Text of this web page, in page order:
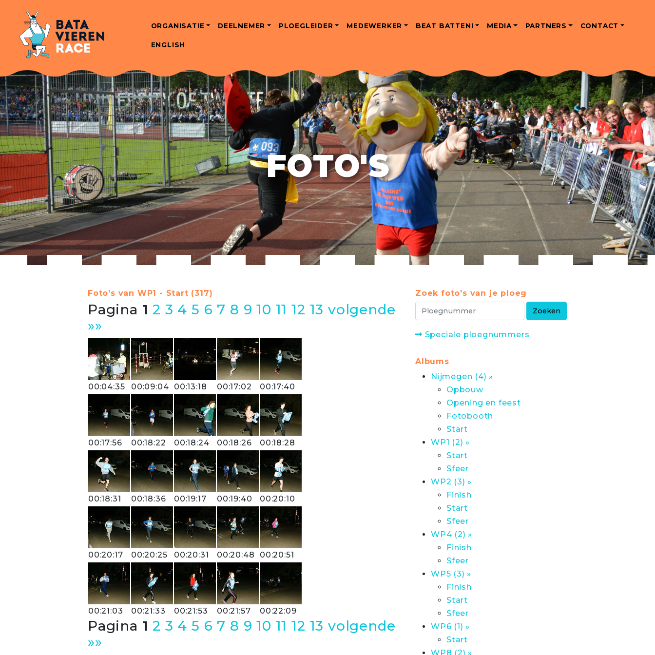
ORGANISATIE DEELNEMER PLOEGLEIDER MEDEWERKER BEAT BATTEN! MEDIA PARTNERS CONTACT
ENGLISH
FOTO'S
Foto's van WP1 - Start (317)
Pagina 1 2 3 4 5 6 7 8 9 10 11 12 13 volgende
»»
00:04:35 00:09:04 00:13:18 00:17:02 00:17:40
00:17:56 00:18:22 00:18:24 00:18:26 00:18:28
00:18:31 00:18:36 00:19:17 00:19:40 00:20:10
00:20:17 00:20:25 00:20:31 00:20:48 00:20:51
00:21:03 00:21:33 00:21:53 00:21:57 00:22:09
Pagina 1 2 3 4 5 6 7 8 9 10 11 12 13 volgende
»»
Zoek foto's van je ploeg
Speciale ploegnummers
Albums
Nijmegen (4) »
Opbouw
Opening en feest
Fotobooth
Start
WP1 (2) »
Start
Sfeer
WP2 (3) »
Finish
Start
Sfeer
WP4 (2) »
Finish
Sfeer
WP5 (3) »
Finish
Start
Sfeer
WP6 (1) »
Start
WP8 (2) »